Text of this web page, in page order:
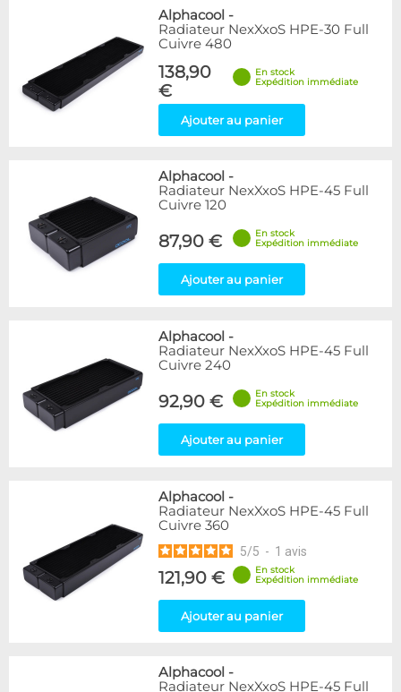
Alphacool -
Radiateur NexXxoS HPE-30 Full
Cuivre 480
138,90
€
En stock
Expédition immédiate
Ajouter au panier
Alphacool -
Radiateur NexXxoS HPE-45 Full
Cuivre 120
87,90 €
En stock
Expédition immédiate
Ajouter au panier
Alphacool -
Radiateur NexXxoS HPE-45 Full
Cuivre 240
92,90 €
En stock
Expédition immédiate
Ajouter au panier
Alphacool -
Radiateur NexXxoS HPE-45 Full
Cuivre 360
5/5 - 1 avis
121,90 €
En stock
Expédition immédiate
Ajouter au panier
Alphacool -
Radiateur NexXxoS HPE-45 Full